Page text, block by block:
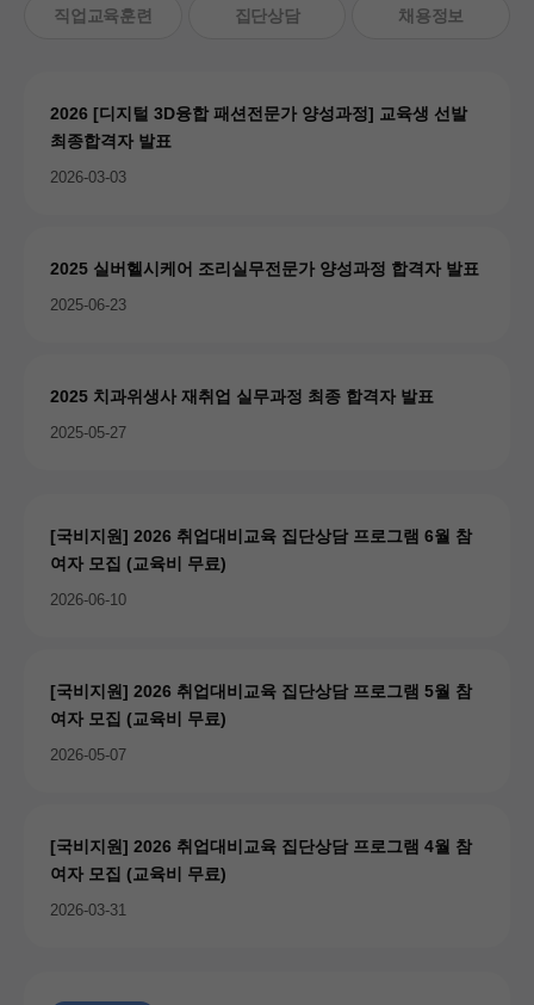
직업교육훈련 집단상담 채용정보
2026 [디지털 3D융합 패션전문가 양성과정] 교육생 선발
최종합격자 발표
2026-03-03
2025 실버헬시케어 조리실무전문가 양성과정 합격자 발표
2025-06-23
2025 치과위생사 재취업 실무과정 최종 합격자 발표
2025-05-27
[국비지원] 2026 취업대비교육 집단상담 프로그램 6월 참
여자 모집 (교육비 무료)
2026-06-10
[국비지원] 2026 취업대비교육 집단상담 프로그램 5월 참
여자 모집 (교육비 무료)
2026-05-07
[국비지원] 2026 취업대비교육 집단상담 프로그램 4월 참
여자 모집 (교육비 무료)
2026-03-31